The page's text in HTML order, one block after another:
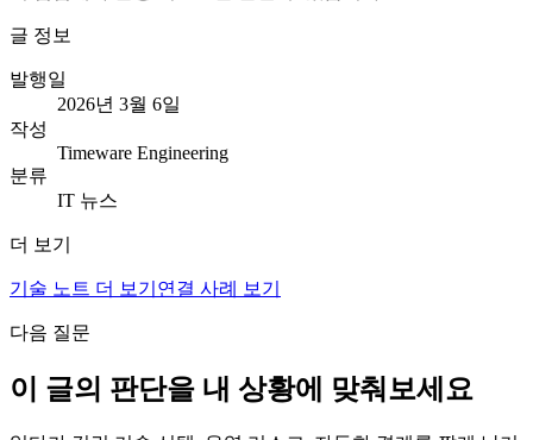
글 정보
발행일
2026년 3월 6일
작성
Timeware Engineering
분류
IT 뉴스
더 보기
기술 노트 더 보기 연결 사례 보기
다음 질문
이 글의 판단을 내 상황에 맞춰보세요